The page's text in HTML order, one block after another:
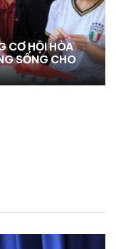
CƠ HỘI HÒA
SỐNG CHO
TUM